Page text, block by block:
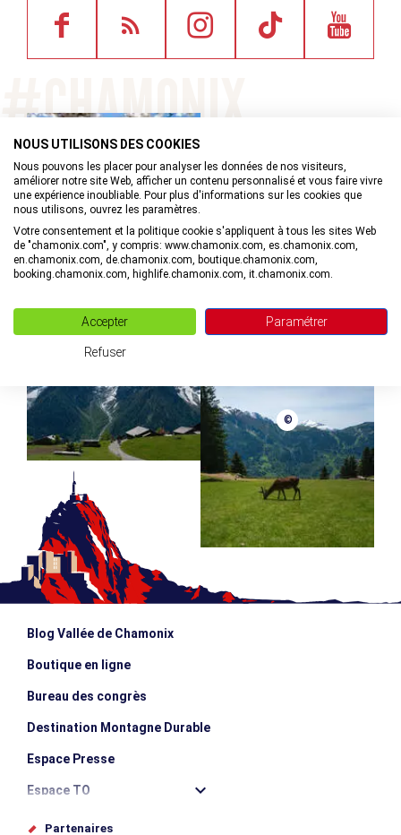
©
©
©
©
Blog Vallée de Chamonix
Boutique en ligne
Bureau des congrès
Destination Montagne Durable
Espace Presse
Espace TO
Offices de tourisme
Partenaires
NOUS UTILISONS DES COOKIES
Nous pouvons les placer pour analyser les données de nos visiteurs,
améliorer notre site Web, afficher un contenu personnalisé et vous faire vivre
une expérience inoubliable. Pour plus d'informations sur les cookies que
nous utilisons, ouvrez les paramètres.
Votre consentement et la politique cookie s'appliquent à tous les sites Web
de "chamonix.com", y compris: www.chamonix.com, es.chamonix.com,
en.chamonix.com, de.chamonix.com, boutique.chamonix.com,
booking.chamonix.com, highlife.chamonix.com, it.chamonix.com.
Accepter Paramétrer
Refuser